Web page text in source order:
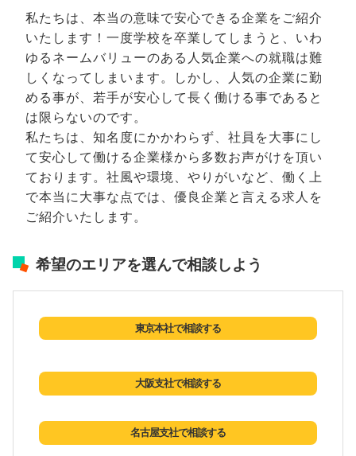
私たちは、本当の意味で安心できる企業をご紹介
いたします！一度学校を卒業してしまうと、いわ
ゆるネームバリューのある人気企業への就職は難
しくなってしまいます。しかし、人気の企業に勤
める事が、若手が安心して長く働ける事であると
は限らないのです。
私たちは、知名度にかかわらず、社員を大事にし
て安心して働ける企業様から多数お声がけを頂い
ております。社風や環境、やりがいなど、働く上
で本当に大事な点では、優良企業と言える求人を
ご紹介いたします。
希望のエリアを選んで相談しよう
東京本社で相談する
大阪支社で相談する
名古屋支社で相談する